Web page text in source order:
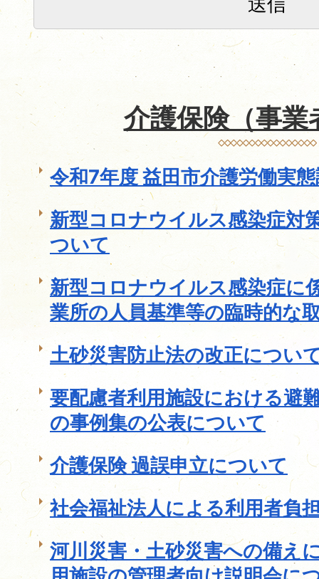
介護保険（事業
令和7年度 益田市介護労働実
新型コロナウイルス感染症対
ついて
新型コロナウイルス感染症に
業所の人員基準等の臨時的な
土砂災害防止法の改正につい
要配慮者利用施設における避
の事例集の公表について
介護保険 過誤申立について
社会福祉法人による利用者負
河川災害・土砂災害への備え